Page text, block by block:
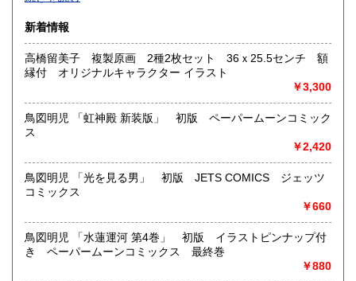
映画・特撮、ゲーム・アニメ古漫画などの趣味本は当店にお
お取り扱いは、趣味のものすべてにわたります。
グラビアアイドル雑誌(キャンディーズなどの昔の女優・アイ
ドルも歓迎)
古マンガ・アニメロマンアルバム系、イラスト集、
美少女ゲーム、プレミアゲーム、攻略本・設定資料集
映画パンフレット、プレミアトイ、音楽
どんなジャンルでも買取することができます。
東京近郊出張買取していますのでお気軽にご相談ください。
線)
最寄駅：神保町駅 御茶ノ水駅
営業時間：12:00-20:00
定休日：なし 年末は30日午後5時に閉店、年始は3日正午よ
新着情報
高橋留美子 複製原画 2種2枚セット 36ｘ25.5センチ 額
縁付 オリジナルキャラクター イラスト
￥3,300
鳥図明児 「虹神殿 新装版」 初版 ペーパームーンコミック
ス
￥2,420
鳥図明児 「光を見る男」 初版 JETS COMICS ジェッツ
コミックス
￥660
鳥図明児 「水蓮運河 第4巻」 初版 イラストピンナップ付
き ペーパームーンコミックス 最終巻
￥880